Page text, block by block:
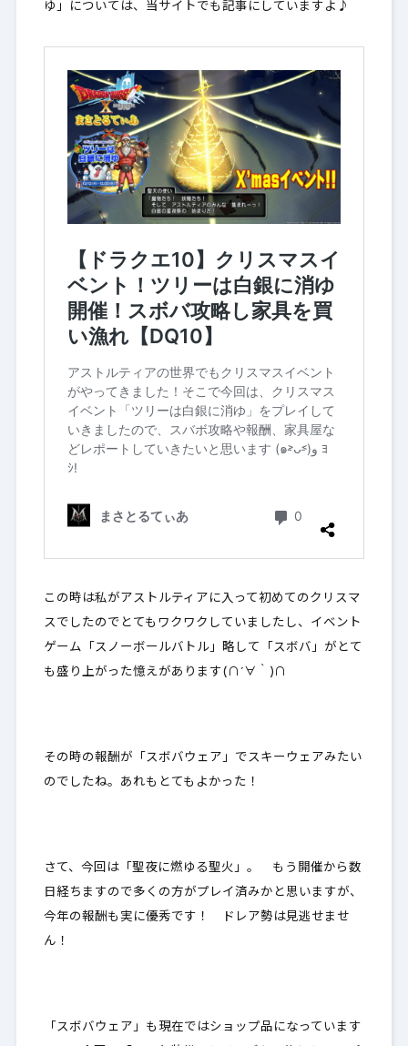
ゆ」については、当サイトでも記事にしていますよ♪
この時は私がアストルティアに入って初めてのクリスマ
スでしたのでとてもワクワクしていましたし、イベント
ゲーム「スノーボールバトル」略して「スボバ」がとて
も盛り上がった憶えがあります(∩´∀｀)∩
その時の報酬が「スボバウェア」でスキーウェアみたい
のでしたね。あれもとてもよかった！
さて、今回は「聖夜に燃ゆる聖火」。 もう開催から数
日経ちますので多くの方がプレイ済みかと思いますが、
今年の報酬も実に優秀です！ ドレア勢は見逃せませ
ん！
「スボバウェア」も現在ではショップ品になっています